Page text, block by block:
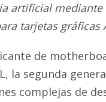
artificial
tarjetas gráficas
de
la segunda
complejas de